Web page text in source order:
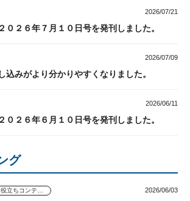
2026/07/21
０２６年７月１０日号を発刊しました。
2026/07/09
込みがより分かりやすくなりました。
2026/06/11
０２６年６月１０日号を発刊しました。
グ
お役立ちコンテンツ 2026/06/03